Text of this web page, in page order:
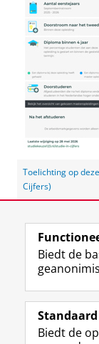
Toelichting op
Cijfers)
Laatst gewijzigd:
Studiekiezers
Biedt de
Standaard
Biedt de